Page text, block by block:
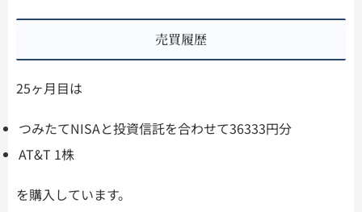
売買履歴
25ヶ月目は
つみたてNISAと投資信託を合わせて36333円分
AT&T 1株
を購入しています。